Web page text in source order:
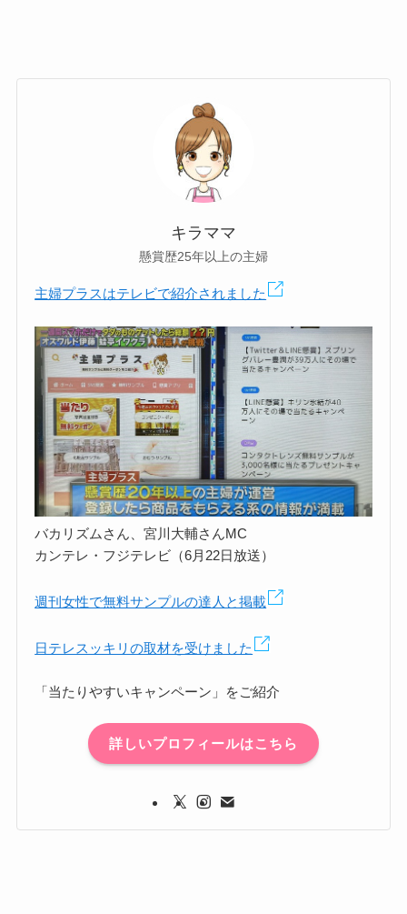
キラママ
懸賞歴25年以上の主婦
主婦プラスはテレビで紹介されました
バカリズムさん、宮川大輔さんMC
カンテレ・フジテレビ（6月22日放送）
週刊女性で無料サンプルの達人と掲載
日テレスッキリの取材を受けました
「当たりやすいキャンペーン」をご紹介
詳しいプロフィールはこちら